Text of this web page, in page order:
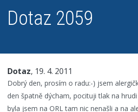
Dotaz 2059
Dotaz, 19. 4. 2011
Dobrý den, prosím o radu:-) jsem
den špatně dýcham, pocituji tlak na
byla jsem na ORL tam nic nenašli a na